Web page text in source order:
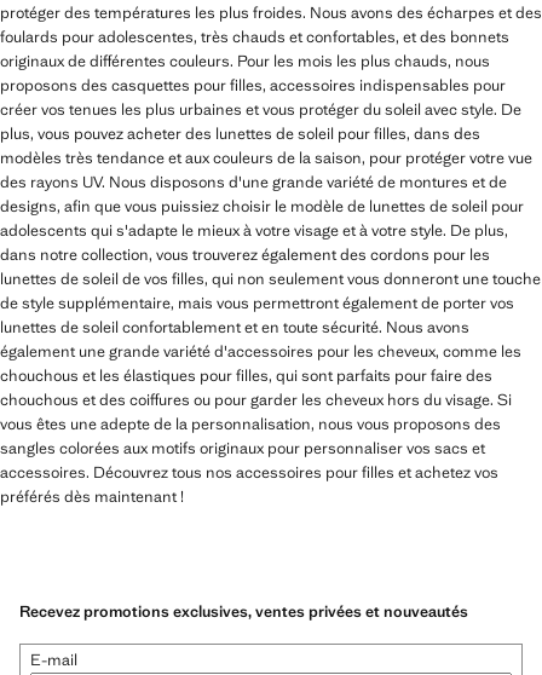
protéger des températures les plus froides. Nous avons des écharpes et des
foulards pour adolescentes, très chauds et confortables, et des bonnets
originaux de différentes couleurs. Pour les mois les plus chauds, nous
proposons des casquettes pour filles, accessoires indispensables pour
créer vos tenues les plus urbaines et vous protéger du soleil avec style. De
plus, vous pouvez acheter des lunettes de soleil pour filles, dans des
modèles très tendance et aux couleurs de la saison, pour protéger votre vue
des rayons UV. Nous disposons d'une grande variété de montures et de
designs, afin que vous puissiez choisir le modèle de lunettes de soleil pour
adolescents qui s'adapte le mieux à votre visage et à votre style. De plus,
dans notre collection, vous trouverez également des cordons pour les
lunettes de soleil de vos filles, qui non seulement vous donneront une touche
de style supplémentaire, mais vous permettront également de porter vos
lunettes de soleil confortablement et en toute sécurité. Nous avons
également une grande variété d'accessoires pour les cheveux, comme les
chouchous et les élastiques pour filles, qui sont parfaits pour faire des
chouchous et des coiffures ou pour garder les cheveux hors du visage. Si
vous êtes une adepte de la personnalisation, nous vous proposons des
sangles colorées aux motifs originaux pour personnaliser vos sacs et
accessoires. Découvrez tous nos accessoires pour filles et achetez vos
préférés dès maintenant !
Recevez promotions exclusives, ventes privées et nouveautés
E-mail